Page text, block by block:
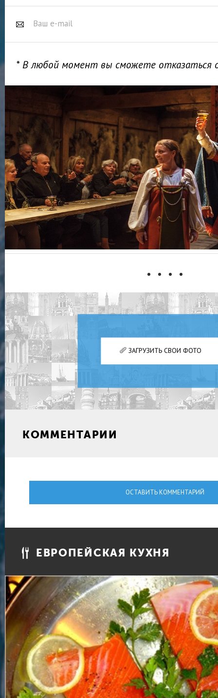
* В любой момент вы сможете отказаться
ЗАГРУЗИТЬ СВОИ ФОТО
КОММЕНТАРИИ
ОСТАВИТЬ КОММЕНТАРИЙ
ЕВРОПЕЙСКАЯ КУХНЯ